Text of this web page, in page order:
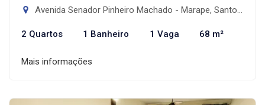
Avenida Senador Pinheiro Machado - Marape, Santos-SP
2 Quartos 1 Banheiro 1 Vaga 68 m²
Mais informações